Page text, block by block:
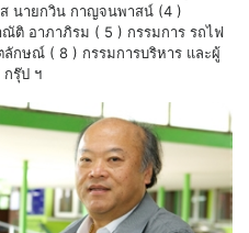
นายกวิน กาญจนพาสน์ (4 )
ณัติ อาภาภิรม ( 5 ) กรรมการ รถไฟ
กษณ์ ( 8 ) กรรมการบริหาร และผู้
กรุ๊ป ฯ